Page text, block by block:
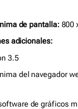
de pantalla: 800
adicionales:
3.5
del navegador
de gráficos